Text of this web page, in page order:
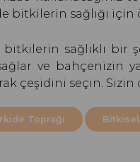
bitkilerin sağlığı
bitkilerin sağlıklı
ve bahçenizin
çeşidini seçin.
Toprağı